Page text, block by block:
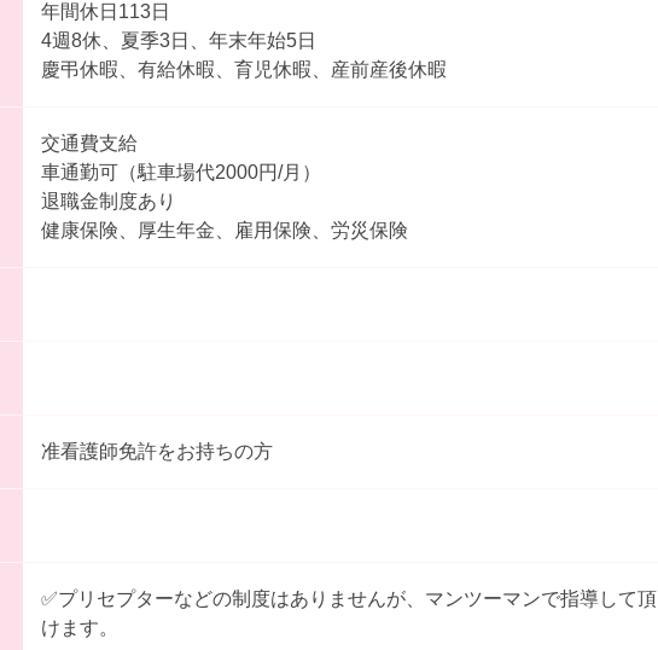
年間休日113日
4週8休、夏季3日、年末年始5日
慶弔休暇、有給休暇、育児休暇、産前産後休暇
交通費支給
車通勤可（駐車場代2000円/月）
退職金制度あり
健康保険、厚生年金、雇用保険、労災保険
准看護師免許をお持ちの方
✅プリセプターなどの制度はありませんが、マンツーマンで指導して頂
けます。